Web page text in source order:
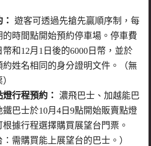
遊客可透過先搶先贏順序制，每
的時間點開始預約停車場。停車費
幣和12月1日後的6000日幣，並於
約姓名相同的身分證明文件。（無
行程預約：
濃飛巴士、加越能巴
鐵巴士於10月4日9點開始販賣點燈
據行程選擇購買展望台門票。
：需購買能上展望台的巴士。）